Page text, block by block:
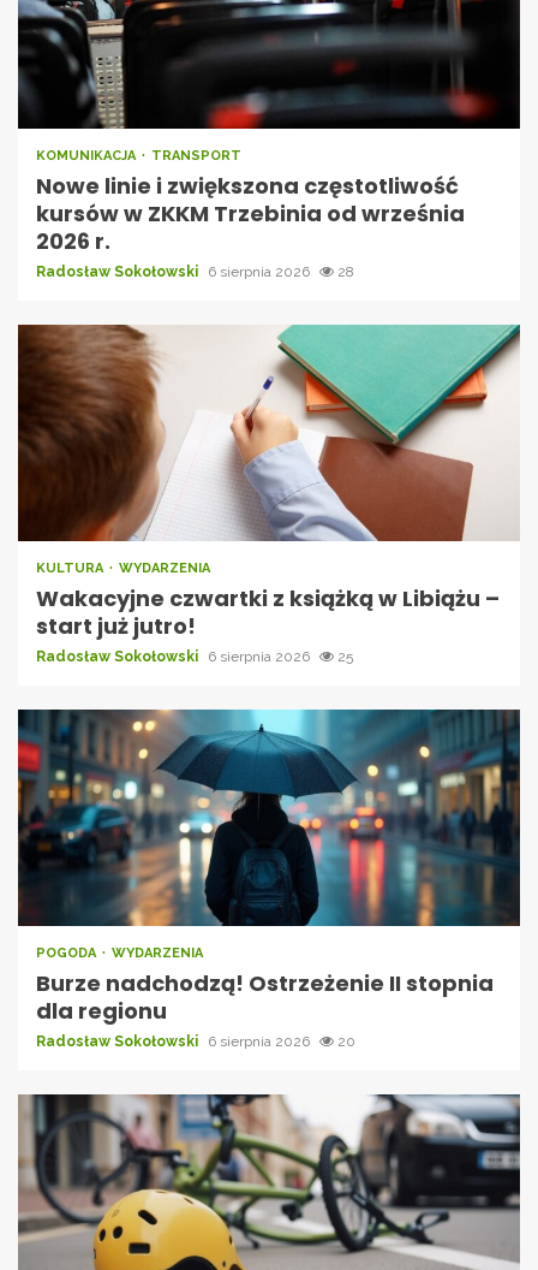
KOMUNIKACJA TRANSPORT
Nowe linie i zwiększona częstotliwość
kursów w ZKKM Trzebinia od września
2026 r.
Radosław Sokołowski 6 sierpnia 2026 28
KULTURA WYDARZENIA
Wakacyjne czwartki z książką w Libiążu –
start już jutro!
Radosław Sokołowski 6 sierpnia 2026 25
POGODA WYDARZENIA
Burze nadchodzą! Ostrzeżenie II stopnia
dla regionu
Radosław Sokołowski 6 sierpnia 2026 20